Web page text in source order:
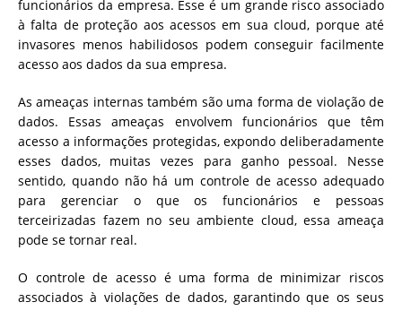
funcionários da empresa. Esse é um grande risco associado
à falta de proteção aos acessos em sua cloud, porque até
invasores menos habilidosos podem conseguir facilmente
acesso aos dados da sua empresa.
As ameaças internas também são uma forma de violação de
dados. Essas ameaças envolvem funcionários que têm
acesso a informações protegidas, expondo deliberadamente
esses dados, muitas vezes para ganho pessoal. Nesse
sentido, quando não há um controle de acesso adequado
para gerenciar o que os funcionários e pessoas
terceirizadas fazem no seu ambiente cloud, essa ameaça
pode se tornar real.
O controle de acesso é uma forma de minimizar riscos
associados à violações de dados, garantindo que os seus